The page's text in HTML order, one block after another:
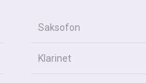
Saksofon
Klarinet